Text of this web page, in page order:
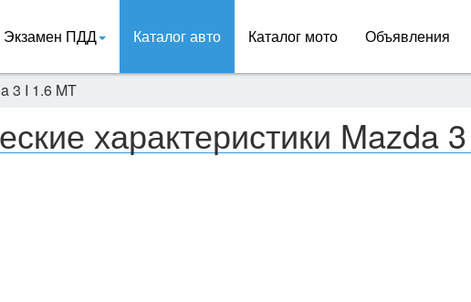
Экзамен ПДД Каталог авто Каталог мото Объявления
3 I 1.6 MT
характеристики Mazda